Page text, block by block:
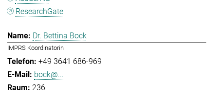
ResearchGate
Dr. Bettina Bock
IMPRS Koordinatorin
+49 3641 686-969
bock@...
236